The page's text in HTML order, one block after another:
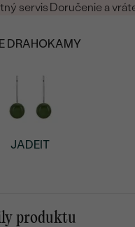
servis Doručenie a
DRAHOKAMY
JADEIT
produktu